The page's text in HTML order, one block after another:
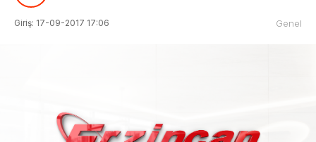
Giriş: 17-09-2017 17:06 Genel